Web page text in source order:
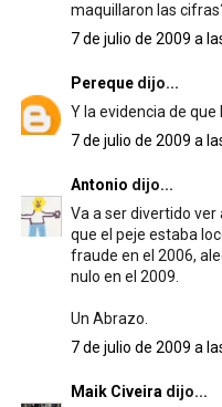
maquillaron las
7 de julio de 2009 a
Perequedijo...
Y la evidencia de que
7 de julio de 2009 a
Antonio dijo...
Va a ser divertido
que el peje estaba
fraude en el 2006,
nulo en el 2009.
Un Abrazo.
7 de julio de 2009 a
Maik Civeira dijo...